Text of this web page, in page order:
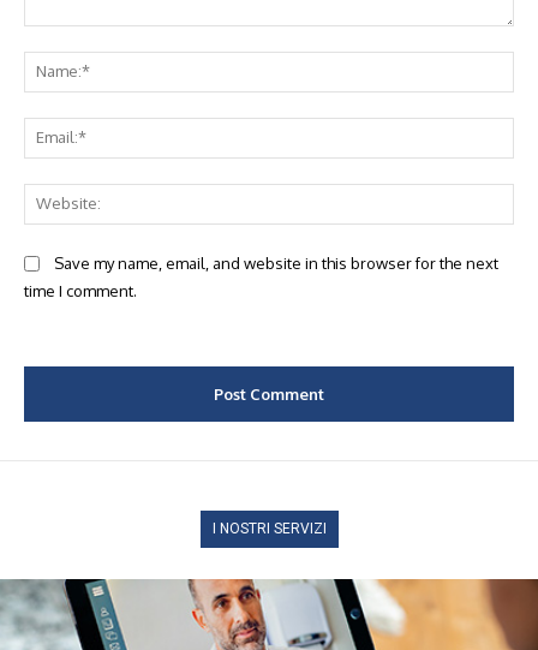
Save my name, email, and website in this browser for the next
time I comment.
I NOSTRI SERVIZI